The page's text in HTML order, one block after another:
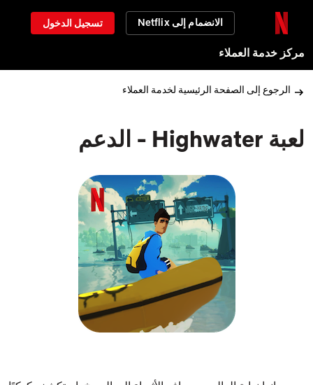
الانضمام إلى Netflix تسجيل الدخول
مركز خدمة العملاء
الرجوع إلى الصفحة الرئيسية لخدمة العملاء
لعبة Highwater - الدعم